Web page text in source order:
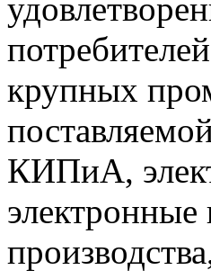
крупных
КИПиА,